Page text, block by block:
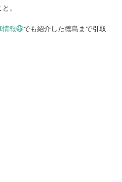
ダ 銀 ホンダの人気Ｎシリー
。
情報㊻でも紹介した徳島まで引取